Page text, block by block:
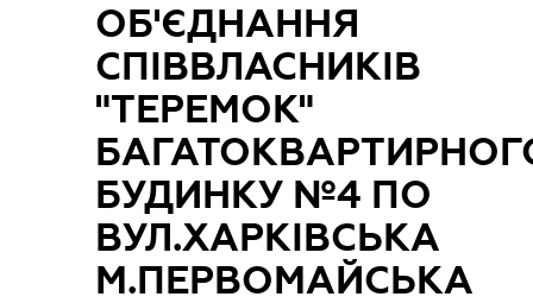
ОБ'ЄДНАННЯ
СПІВВЛАСНИКІВ
"ТЕРЕМОК"
БУДИНКУ №4 ПО
ВУЛ.ХАРКІВСЬКА
М.ПЕРВОМАЙСЬКА